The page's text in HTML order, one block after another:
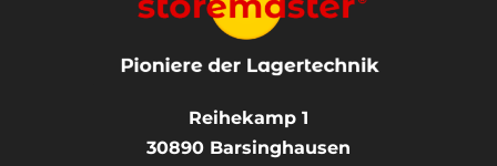
Reihekamp 1
30890 Barsinghausen